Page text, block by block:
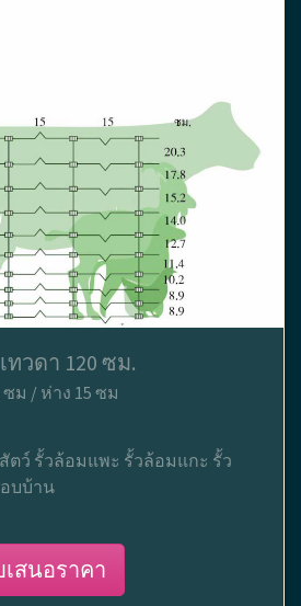
วดา 120 ซม.
ซม / ห่าง 15 ซม
ตว์ รั้วล้อมแพะ รั้วล้อมแกะ รั้ว
บบ้าน
สนอราคา